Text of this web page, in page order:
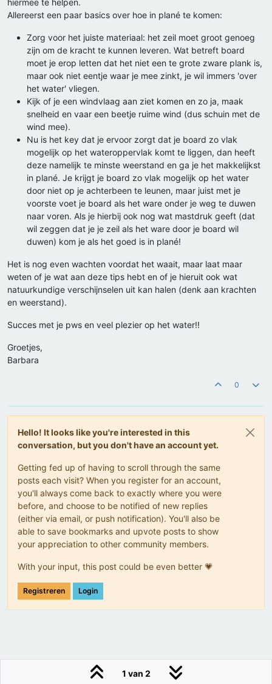
hiermee te helpen.
Allereerst een paar basics over hoe in plané te komen:
Zorg voor het juiste materiaal: het zeil moet groot genoeg
zijn om de kracht te kunnen leveren. Wat betreft board
moet je erop letten dat het niet een te grote zware plank is,
maar ook niet eentje waar je mee zinkt, je wil immers 'over
het water' vliegen.
Kijk of je een windvlaag aan ziet komen en zo ja, maak
snelheid en vaar een beetje ruime wind (dus schuin met de
wind mee).
Nu is het key dat je ervoor zorgt dat je board zo vlak
mogelijk op het wateroppervlak komt te liggen, dan heeft
deze namelijk te minste weerstand en ga je het makkelijkst
in plané. Je krijgt je board zo vlak mogelijk op het water
door niet op je achterbeen te leunen, maar juist met je
voorste voet je board als het ware onder je weg te duwen
naar voren. Als je hierbij ook nog wat mastdruk geeft (dat
wil zeggen dat je je zeil als het ware door je board wil
duwen) kom je als het goed is in plané!
Het is nog even wachten voordat het waait, maar laat maar
weten of je wat aan deze tips hebt en of je hieruit ook wat
natuurkundige verschijnselen uit kan halen (denk aan krachten
en weerstand).
Succes met je pws en veel plezier op het water!!
Groetjes,
Barbara
0
Hello! It looks like you're interested in this
conversation, but you don't have an account yet.
Getting fed up of having to scroll through the same
posts each visit? When you register for an account,
you'll always come back to exactly where you were
before, and choose to be notified of new replies
(either via email, or push notification). You'll also be
able to save bookmarks and upvote posts to show
your appreciation to other community members.
With your input, this post could be even better 💗
Registreren Login
1 van 2